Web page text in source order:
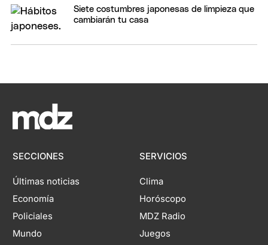
Siete costumbres japonesas de limpieza que
cambiarán tu casa
SECCIONES
Últimas noticias
Economía
Policiales
Mundo
SERVICIOS
Clima
Horóscopo
MDZ Radio
Juegos